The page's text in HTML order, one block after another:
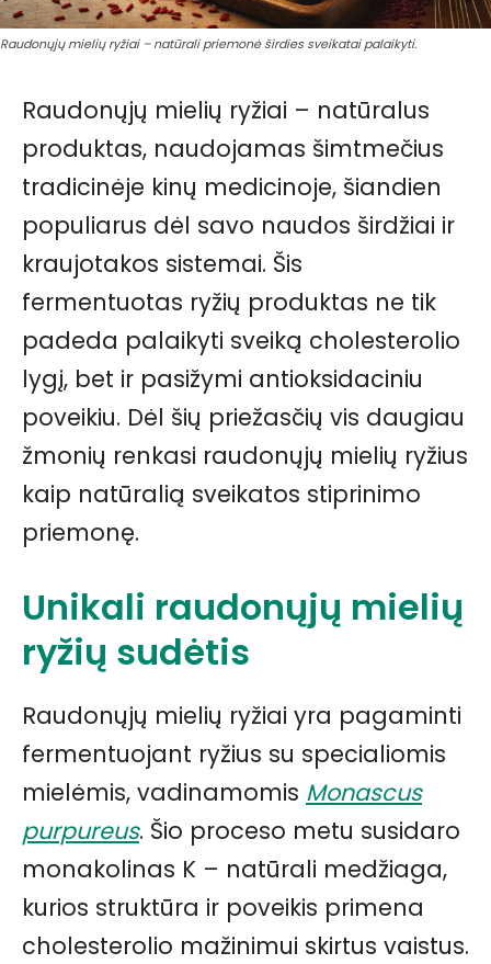
Raudonųjų mielių ryžiai – natūrali priemonė širdies sveikatai palaikyti.
Raudonųjų mielių ryžiai – natūralus
produktas, naudojamas šimtmečius
tradicinėje kinų medicinoje, šiandien
populiarus dėl savo naudos širdžiai ir
kraujotakos sistemai. Šis
fermentuotas ryžių produktas ne tik
padeda palaikyti sveiką cholesterolio
lygį, bet ir pasižymi antioksidaciniu
poveikiu. Dėl šių priežasčių vis daugiau
žmonių renkasi raudonųjų mielių ryžius
kaip natūralią sveikatos stiprinimo
priemonę.
Unikali raudonųjų mielių
ryžių sudėtis
Raudonųjų mielių ryžiai yra pagaminti
fermentuojant ryžius su specialiomis
mielėmis, vadinamomis Monascus
purpureus. Šio proceso metu susidaro
monakolinas K – natūrali medžiaga,
kurios struktūra ir poveikis primena
cholesterolio mažinimui skirtus vaistus.